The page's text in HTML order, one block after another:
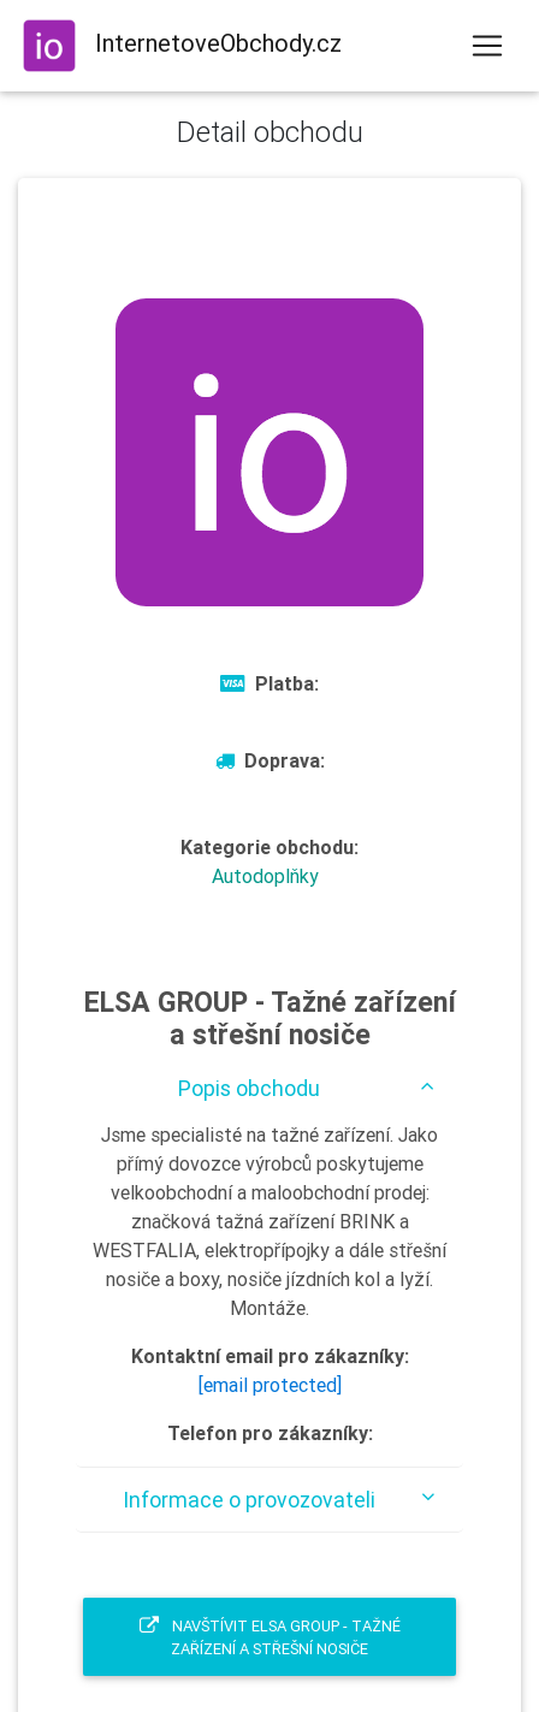
InternetoveObchody.cz
Detail obchodu
Platba:
Doprava:
Kategorie obchodu:
Autodoplňky
ELSA GROUP - Tažné zařízení
a střešní nosiče
Popis obchodu
Jsme specialisté na tažné zařízení. Jako
přímý dovozce výrobců poskytujeme
velkoobchodní a maloobchodní prodej:
značková tažná zařízení BRINK a
WESTFALIA, elektropřípojky a dále střešní
nosiče a boxy, nosiče jízdních kol a lyží.
Montáže.
Kontaktní email pro zákazníky:
[email protected]
Telefon pro zákazníky:
Informace o provozovateli
NAVŠTÍVIT ELSA GROUP - TAŽNÉ
ZAŘÍZENÍ A STŘEŠNÍ NOSIČE